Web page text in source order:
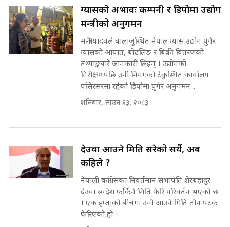
राष्ट्रिय सवालमा ९ दल एकजुट ||
Prachanda, Rabi, Gagan Stand
on the Same Page ||
SIDHAKURA ||
सहकारी पीडितसँग मन्त्री प्रतिभा रावलले
भनिन्–साथ दिनुहोस्, दबाब होइन ||
Sidhakura || Pratibha Rawal
Waterfall of Rasuwa ||
SIDHAKURA ||
कहिले बन्ला चक्रपथ ? विस्तार कार्यमा
किन भइरहेछ ढिलाइ ?The Ring Road
पोप्पोको पासोः कमाउने लोभमा घरबार नै
उठिबास | The Dark Side of
'Poppo Live'-SIDHAKURA
INVESTIGATION
घुसको डिल || Raj Kumar Gupta ||
घुसको डिल गर्ने मन्त्रीकाे राजिनामा,
SIDHAKURA ||
ग्यासको अभावः कम्पनी र डिपोमा उद्योग
मन्त्रीको अनुगमन
मन्त्री यादवले बालाजुस्थित नेपाल ग्यास उद्योग पुगेर
ग्यासको आयात, बोटलिङ र बिक्री वितरणको
तथ्याङ्कबारे जानकारी लिइन् । उद्योगको
निरीक्षणपछि उनी निगमको टेकुस्थित कार्यालय
पसिरसरमा रहेको डिपोमा पुगेर अनुगमन...
शनिबार, साउन २३, २०८३
देउवा आउने मिति सरेको सर्यै, अब
कहिले ?
नेपाली कांग्रेसका निवर्तमान सभापति शेरबहादुर
देउवा स्वदेश फर्किने मिति फेरि परिवर्तन भएको छ
। एक हप्ताको बीचमा उनी आउने मिति तीन पटक
फेरिएको हो ।